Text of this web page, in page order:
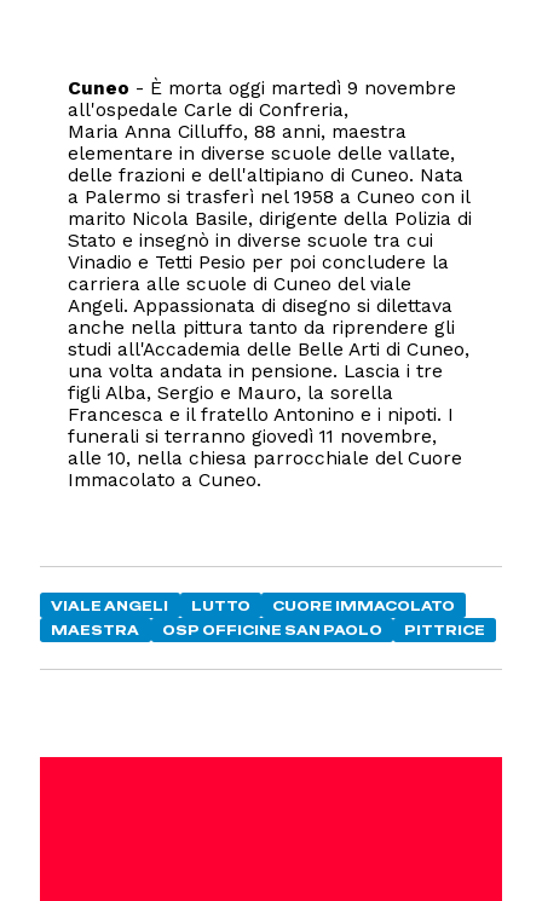
Cuneo - È morta oggi martedì 9 novembre
all'ospedale Carle di Confreria,
Maria Anna Cilluffo, 88 anni, maestra
elementare in diverse scuole delle vallate,
delle frazioni e dell'altipiano di Cuneo. Nata
a Palermo si trasferì nel 1958 a Cuneo con il
marito Nicola Basile, dirigente della Polizia di
Stato e insegnò in diverse scuole tra cui
Vinadio e Tetti Pesio per poi concludere la
carriera alle scuole di Cuneo del viale
Angeli. Appassionata di disegno si dilettava
anche nella pittura tanto da riprendere gli
studi all'Accademia delle Belle Arti di Cuneo,
una volta andata in pensione. Lascia i tre
figli Alba, Sergio e Mauro, la sorella
Francesca e il fratello Antonino e i nipoti. I
funerali si terranno giovedì 11 novembre,
alle 10, nella chiesa parrocchiale del Cuore
Immacolato a Cuneo.
VIALE ANGELI LUTTO
CUORE IMMACOLATO
MAESTRA
OSP OFFICINE SAN PAOLO PITTRICE